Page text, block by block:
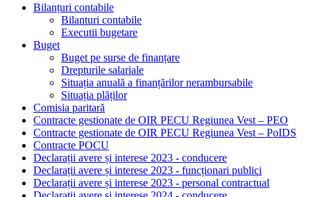
Bilanțuri contabile
Bilanturi contabile
Executii bugetare
Buget
Buget pe surse de finanțare
Drepturile salariale
Situația anuală a finanțărilor nerambursabile
Situația plăților
Comisia paritară
Contracte gestionate de OIR PECU Regiunea Vest – PEO
Contracte gestionate de OIR PECU Regiunea Vest – PoIDS
Contracte POCU
Declarații avere și interese 2023 - conducere
Declarații avere și interese 2023 - funcționari publici
Declarații avere și interese 2023 - personal contractual